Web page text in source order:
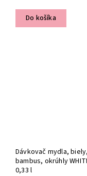
Do košíka
Dávkovač mydla, biely,
bambus, okrúhly
0,33 l